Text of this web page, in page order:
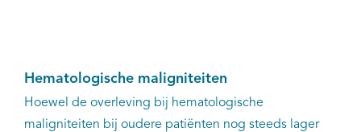
Hematologische maligniteiten
Hoewel de overleving bij hematologische
maligniteiten bij oudere patiënten nog steeds lager